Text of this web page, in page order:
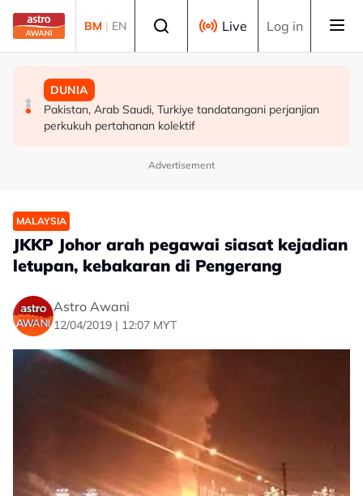
Skip to main content
BM | EN Live Log in
DUNIA
Tamparan buat Trump, mahkamah arah henti
pembinaan dewan majlis baharu White House bernilai
MALAYSIA
Ketua masyarakat perlu fahami, sampaikan dasar
kerajaan pada rakyat - Abang Johari
DUNIA
Pakistan, Arab Saudi, Turkiye tandatangani perjanjian
perkukuh pertahanan kolektif
Advertisement
MALAYSIA
JKKP Johor arah pegawai siasat kejadian
letupan, kebakaran di Pengerang
Astro Awani
12/04/2019 | 12:07 MYT